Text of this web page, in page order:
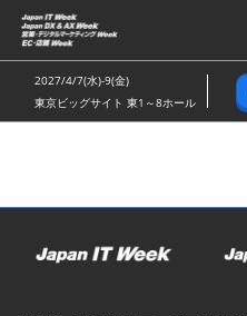
ス
キ
ッ
し
む
2027/4/7(水)-9(金)
東京ビッグサイト 東1～8ホール